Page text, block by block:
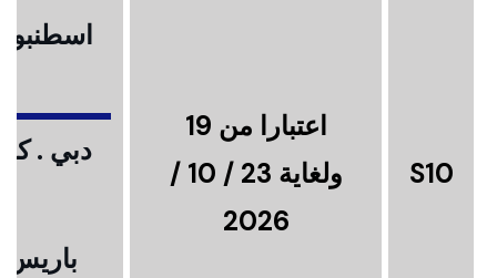
S10
اعتبارا من 19
ولغاية 23 / 10 /
2026
دبي .
باريس